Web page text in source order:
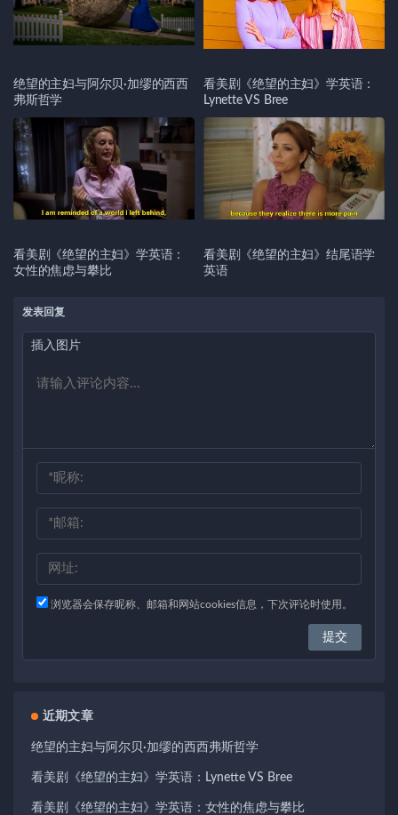
绝望的主妇与阿尔贝·加缪的西西
弗斯哲学
看美剧《绝望的主妇》学英语：
Lynette VS Bree
看美剧《绝望的主妇》学英语：
女性的焦虑与攀比
看美剧《绝望的主妇》结尾语学
英语
发表回复
插入图片
浏览器会保存昵称、邮箱和网站cookies信息，下次评论时使用。
近期文章
绝望的主妇与阿尔贝·加缪的西西弗斯哲学
看美剧《绝望的主妇》学英语：Lynette VS Bree
看美剧《绝望的主妇》学英语：女性的焦虑与攀比